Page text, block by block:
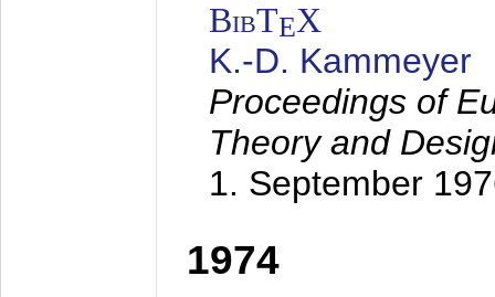
BibTEX
K.-D. Kammeyer
Proceedings of
Theory and
1. September
1974